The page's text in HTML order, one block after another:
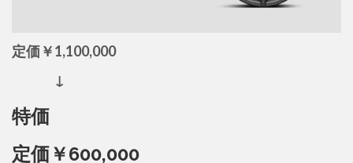
定価￥1,100,000
↓
特価
定価￥600,000